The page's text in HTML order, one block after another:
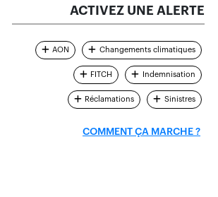
ACTIVEZ UNE ALERTE
AON Changements climatiques
FITCH Indemnisation
Réclamations Sinistres
COMMENT ÇA MARCHE ?